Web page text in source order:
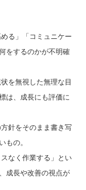
る」「コミュニケー
をするのかが不明確
を無視した無理な目
は、成長にも評価に
針をそのまま書き写
もの。
なく作業する」とい
成長や改善の視点が